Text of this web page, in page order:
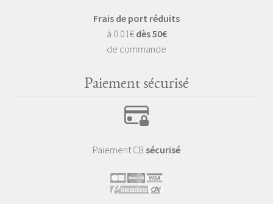
Frais de port réduits
à 0.01€ dès 50€
de commande
Paiement sécurisé
Paiement CB sécurisé